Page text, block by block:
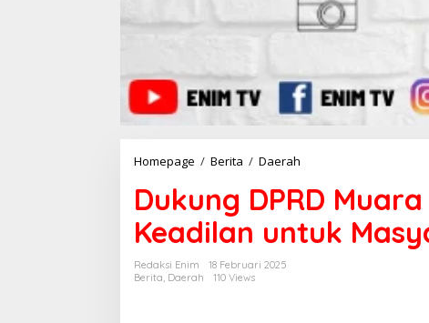
Homepage / Berita / Daerah
k
u
n
g
Dukung DPRD
Keadilan untuk
Redaksi Enim
18 Februari 2025
Berita Daerah 110 Views